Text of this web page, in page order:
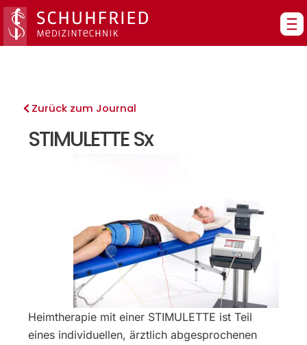
Zum
Inhalt
springen
Zurück zum Journal
STIMULETTE Sx
Heimtherapie mit einer STIMULETTE ist Teil
eines individuellen, ärztlich abgesprochenen